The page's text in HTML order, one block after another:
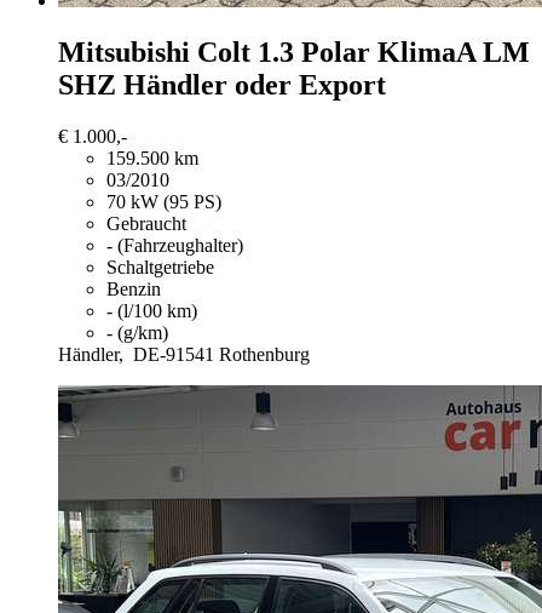
Mitsubishi Colt 1.3 Polar KlimaA LM
SHZ Händler oder Export
€ 1.000,-
159.500 km
03/2010
70 kW (95 PS)
Gebraucht
- (Fahrzeughalter)
Schaltgetriebe
Benzin
- (l/100 km)
- (g/km)
Händler, DE-91541 Rothenburg